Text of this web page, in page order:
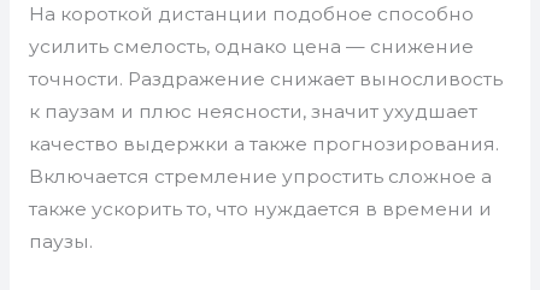
На короткой дистанции подобное способно
усилить смелость, однако цена — снижение
точности. Раздражение снижает выносливость
к паузам и плюс неясности, значит ухудшает
качество выдержки а также прогнозирования.
Включается стремление упростить сложное а
также ускорить то, что нуждается в времени и
паузы.